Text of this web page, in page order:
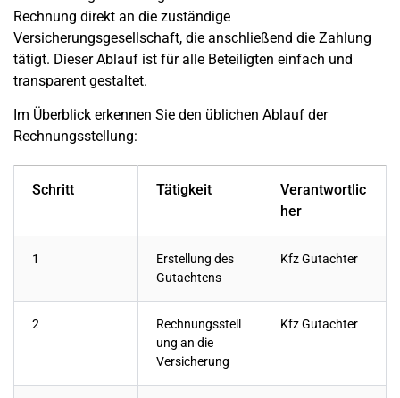
Rechnung direkt an die zuständige
Versicherungsgesellschaft, die anschließend die Zahlung
tätigt. Dieser Ablauf ist für alle Beteiligten einfach und
transparent gestaltet.
Im Überblick erkennen Sie den üblichen Ablauf der
Rechnungsstellung:
Schritt Tätigkeit
Verantwortlic
her
1
Erstellung des
Gutachtens
Kfz Gutachter
2
Rechnungsstell
ung an die
Versicherung
Kfz Gutachter